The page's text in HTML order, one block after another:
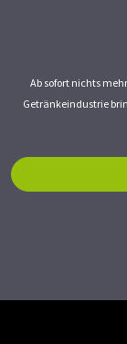
Ab sofort nichts
Getränkeindustrie